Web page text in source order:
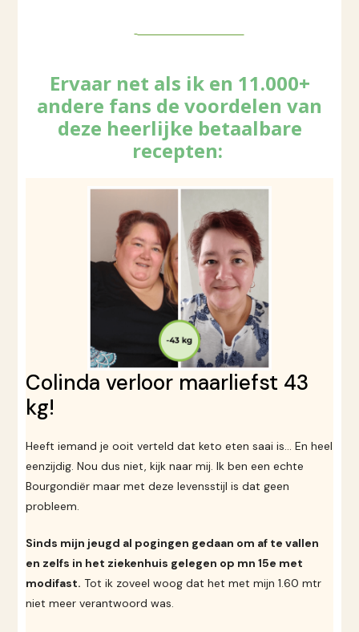
Ervaar net als ik en 11.000+
andere fans de voordelen van
deze heerlijke betaalbare
recepten:
Colinda verloor maarliefst 43
kg!
Heeft iemand je ooit verteld dat keto eten saai is... En heel
eenzijdig. Nou dus niet, kijk naar mij. Ik ben een echte
Bourgondiër maar met deze levensstijl is dat geen
probleem.
Sinds mijn jeugd al pogingen gedaan om af te vallen
en zelfs in het ziekenhuis gelegen op mn 15e met
modifast. Tot ik zoveel woog dat het met mijn 1.60 mtr
niet meer verantwoord was.